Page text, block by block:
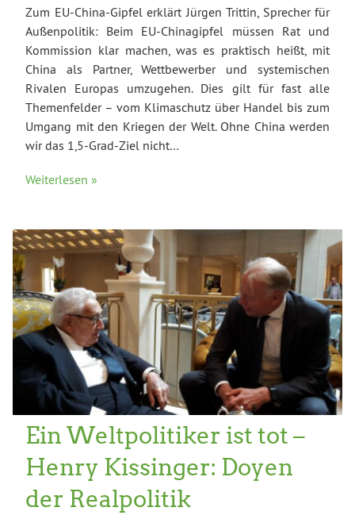
Zum EU-China-Gipfel erklärt Jürgen Trittin, Sprecher für
Außenpolitik: Beim EU-Chinagipfel müssen Rat und
Kommission klar machen, was es praktisch heißt, mit
China als Partner, Wettbewerber und systemischen
Rivalen Europas umzugehen. Dies gilt für fast alle
Themenfelder – vom Klimaschutz über Handel bis zum
Umgang mit den Kriegen der Welt. Ohne China werden
wir das 1,5-Grad-Ziel nicht…
Weiterlesen »
Ein Weltpolitiker ist tot –
Henry Kissinger: Doyen
der Realpolitik